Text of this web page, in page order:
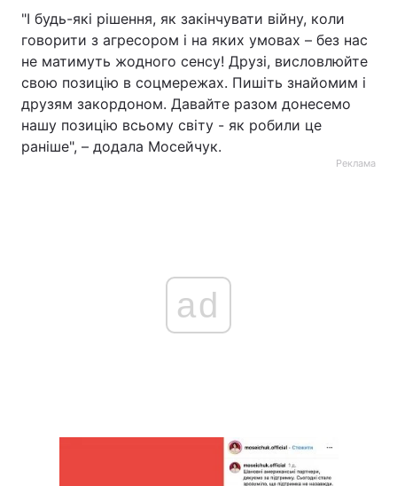
"І будь-які рішення, як закінчувати війну, коли
говорити з агресором і на яких умовах – без нас
не матимуть жодного сенсу! Друзі, висловлюйте
свою позицію в соцмережах. Пишіть знайомим і
друзям закордоном. Давайте разом донесемо
нашу позицію всьому світу - як робили це
раніше", – додала Мосейчук.
Реклама
ad